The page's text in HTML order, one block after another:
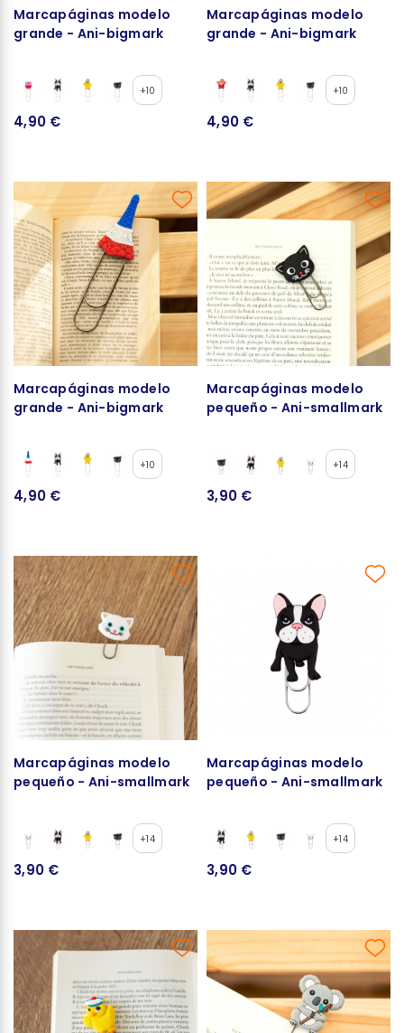
Marcapáginas modelo
grande - Ani-bigmark
+10
4,90 €
Marcapáginas modelo
grande - Ani-bigmark
+10
4,90 €
Marcapáginas modelo
grande - Ani-bigmark
+10
4,90 €
Marcapáginas modelo
pequeño - Ani-smallmark
+14
3,90 €
Marcapáginas modelo
pequeño - Ani-smallmark
+14
3,90 €
Marcapáginas modelo
pequeño - Ani-smallmark
+14
3,90 €